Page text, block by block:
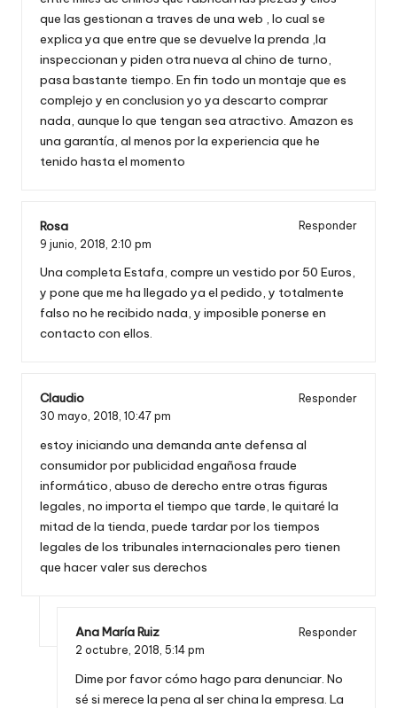
que las gestionan a traves de una web , lo cual se
explica ya que entre que se devuelve la prenda ,la
inspeccionan y piden otra nueva al chino de turno,
pasa bastante tiempo. En fin todo un montaje que es
complejo y en conclusion yo ya descarto comprar
nada, aunque lo que tengan sea atractivo. Amazon es
una garantía, al menos por la experiencia que he
tenido hasta el momento
Rosa
Responder
9 junio, 2018, 2:10 pm
Una completa Estafa, compre un vestido por 50 Euros,
y pone que me ha llegado ya el pedido, y totalmente
falso no he recibido nada, y imposible ponerse en
contacto con ellos.
Claudio
Responder
30 mayo, 2018, 10:47 pm
estoy iniciando una demanda ante defensa al
consumidor por publicidad engañosa fraude
informático, abuso de derecho entre otras figuras
legales, no importa el tiempo que tarde, le quitaré la
mitad de la tienda, puede tardar por los tiempos
legales de los tribunales internacionales pero tienen
que hacer valer sus derechos
Ana María Ruiz
Responder
2 octubre, 2018, 5:14 pm
Dime por favor cómo hago para denunciar. No
sé si merece la pena al ser china la empresa. La